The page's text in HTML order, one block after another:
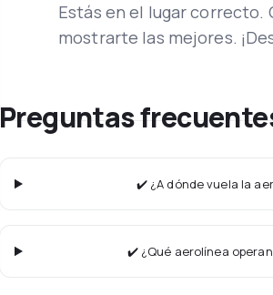
Estás en el lugar correcto.
mostrarte las mejores.
Preguntas
✔️ ¿A dónde vuela la
✔️ ¿Qué aerolínea